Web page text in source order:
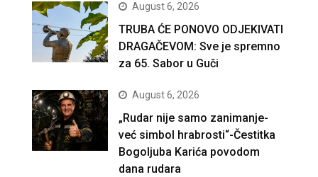
August 6, 2026
TRUBA ĆE PONOVO ODJEKIVATI
DRAGAČEVOM: Sve je spremno
za 65. Sabor u Guči
August 6, 2026
„Rudar nije samo zanimanje-
već simbol hrabrosti“-Čestitka
Bogoljuba Karića povodom
dana rudara